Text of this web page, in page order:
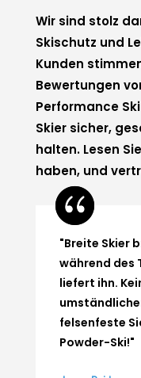
Wir sind stolz
Skischutz und
Kunden
Bewertungen
Performance
Skier sicher,
halten. Lesen
haben, und
"Breite Skier
während des
liefert ihn.
felsenfeste
Powder-Ski!"